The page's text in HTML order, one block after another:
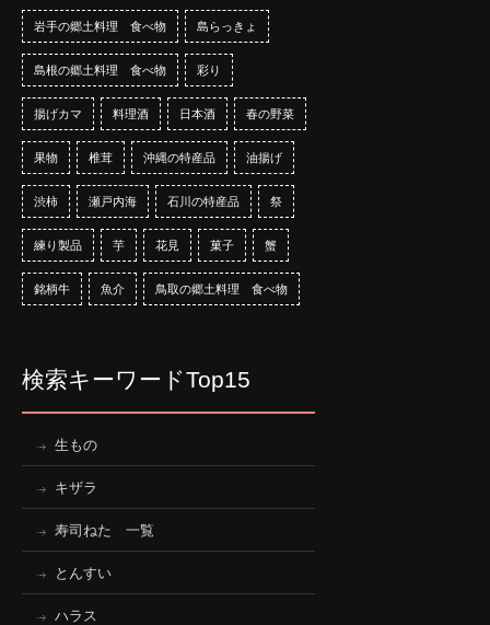
岩手の郷土料理 食べ物 島らっきょ
島根の郷土料理 食べ物 彩り
揚げカマ 料理酒 日本酒 春の野菜
果物 椎茸 沖縄の特産品 油揚げ
渋柿 瀬戸内海 石川の特産品 祭
練り製品 芋 花見 菓子 蟹
銘柄牛 魚介 鳥取の郷土料理 食べ物
検索キーワードTop15
生もの
キザラ
寿司ねた 一覧
とんすい
ハラス